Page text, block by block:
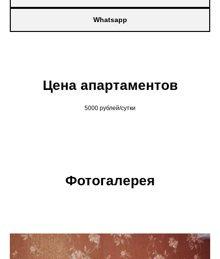
Whatsapp
Цена апартаментов
5000 рублей/сутки
Фотогалерея